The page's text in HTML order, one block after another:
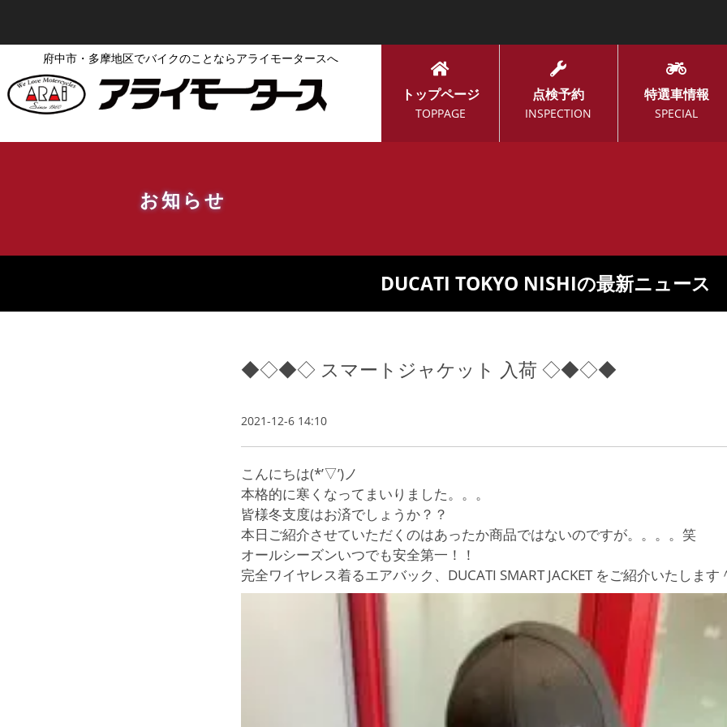
府中市・多摩地区でバイクのことならアライモータースへ
トップページ
TOPPAGE
点検予約
INSPECTION
特選車情報
SPECIAL
お知らせ
DUCATI TOKYO NISHIの最新ニュース
◆◇◆◇ スマートジャケット 入荷 ◇◆◇◆
2021-12-6 14:10
こんにちは(*’▽’)ノ
本格的に寒くなってまいりました。。。
皆様冬支度はお済でしょうか？？
本日ご紹介させていただくのはあったか商品ではないのですが。。。。笑
オールシーズンいつでも安全第一！！
完全ワイヤレス着るエアバック、DUCATI SMART JACKET をご紹介いたします